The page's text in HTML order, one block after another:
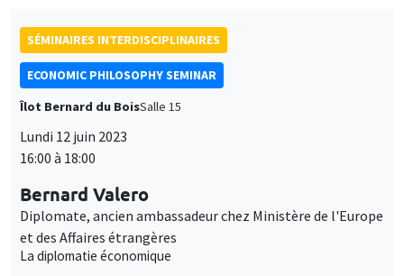
SÉMINAIRES INTERDISCIPLINAIRES
ECONOMIC PHILOSOPHY SEMINAR
Îlot Bernard du BoisSalle 15
Lundi 12 juin 2023
16:00 à 18:00
Bernard Valero
Diplomate, ancien ambassadeur chez Ministère de l'Europe
et des Affaires étrangères
La diplomatie économique